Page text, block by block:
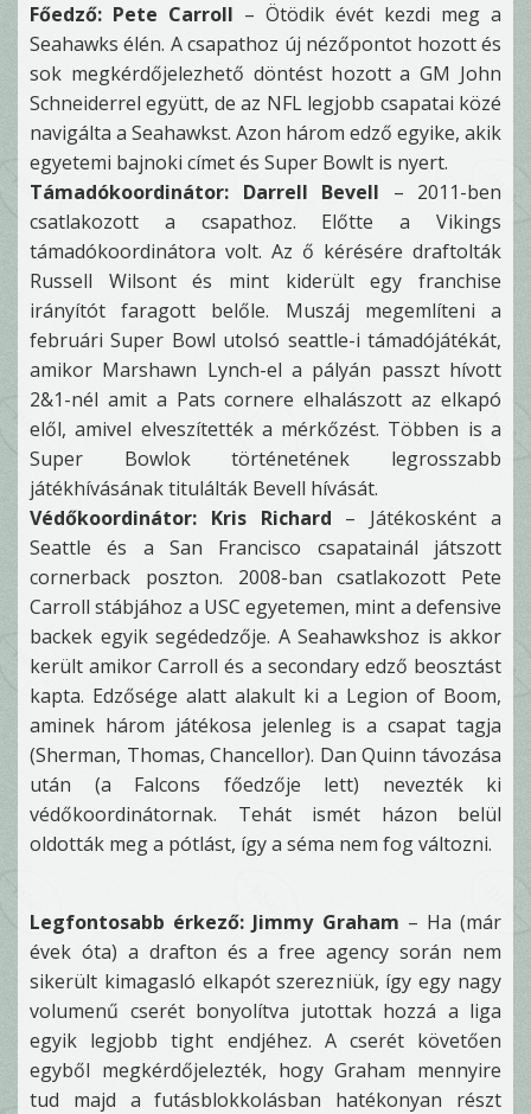
Főedző: Pete Carroll – Ötödik évét kezdi meg a
Seahawks élén. A csapathoz új nézőpontot hozott és
sok megkérdőjelezhető döntést hozott a GM John
Schneiderrel együtt, de az NFL legjobb csapatai közé
navigálta a Seahawkst. Azon három edző egyike, akik
egyetemi bajnoki címet és Super Bowlt is nyert.
Támadókoordinátor: Darrell Bevell – 2011-ben
csatlakozott a csapathoz. Előtte a Vikings
támadókoordinátora volt. Az ő kérésére draftolták
Russell Wilsont és mint kiderült egy franchise
irányítót faragott belőle. Muszáj megemlíteni a
februári Super Bowl utolsó seattle-i támadójátékát,
amikor Marshawn Lynch-el a pályán passzt hívott
2&1-nél amit a Pats cornere elhalászott az elkapó
elől, amivel elveszítették a mérkőzést. Többen is a
Super Bowlok történetének legrosszabb
játékhívásának titulálták Bevell hívását.
Védőkoordinátor: Kris Richard – Játékosként a
Seattle és a San Francisco csapatainál játszott
cornerback poszton. 2008-ban csatlakozott Pete
Carroll stábjához a USC egyetemen, mint a defensive
backek egyik segédedzője. A Seahawkshoz is akkor
került amikor Carroll és a secondary edző beosztást
kapta. Edzősége alatt alakult ki a Legion of Boom,
aminek három játékosa jelenleg is a csapat tagja
(Sherman, Thomas, Chancellor). Dan Quinn távozása
után (a Falcons főedzője lett) nevezték ki
védőkoordinátornak. Tehát ismét házon belül
oldották meg a pótlást, így a séma nem fog változni.
Legfontosabb érkező: Jimmy Graham – Ha (már
évek óta) a drafton és a free agency során nem
sikerült kimagasló elkapót szerezniük, így egy nagy
volumenű cserét bonyolítva jutottak hozzá a liga
egyik legjobb tight endjéhez. A cserét követően
egyből megkérdőjelezték, hogy Graham mennyire
tud majd a futásblokkolásban hatékonyan részt